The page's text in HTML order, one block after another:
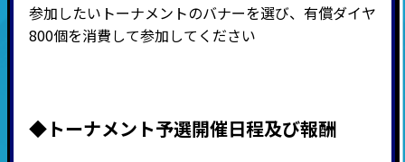
参加したいトーナメントのバナーを選び、有償ダイヤ
800個を消費して参加してください
◆トーナメント予選開催日程及び報酬